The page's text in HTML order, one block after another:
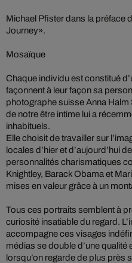
Michael Pfister dans la préface
Journey».
Mosaïque
Chaque individu est constitué
façonnent à leur façon sa
photographe suisse Anna
de notre être intime lui a
inhabituels.
Elle choisit de travailler sur
locales d’hier et d’aujourd’hui
personnalités charismatiques
Knightley, Barack Obama et
mises en valeur grâce à un
Tous ces portraits semblent à
curiosité insatiable du regard.
accompagne ces visages
médias se double d’une qualité
lorsqu’on regarde de plus près